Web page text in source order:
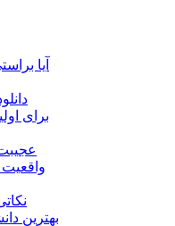
آیا
برای
بهترین